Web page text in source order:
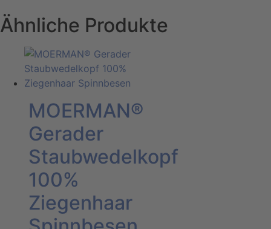
Ähnliche Produkte
MOERMAN®
Gerader
Staubwedelkopf
100%
Ziegenhaar